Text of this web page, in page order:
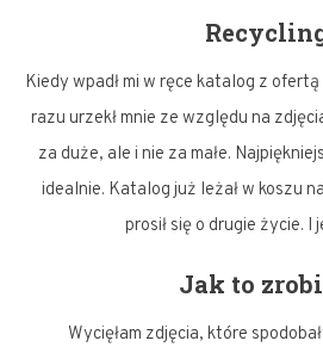
Kiedy wpadł mi w ręce katalog z
razu urzekł mnie ze względu na
za duże, ale i nie za małe.
idealnie. Katalog już leżał w koszu
prosił się o drugie życie. I
Jak to
Wycięłam zdjęcia, które